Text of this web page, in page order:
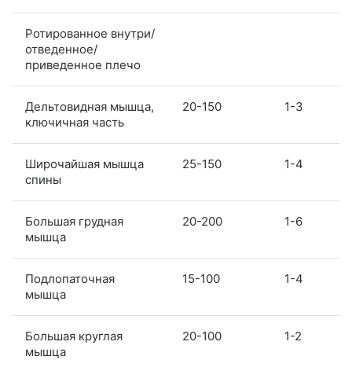
Ротированное внутри/
отведенное/
приведенное плечо
Дельтовидная мышца,
ключичная часть
20-150 1-3
Широчайшая мышца
спины
25-150 1-4
Большая грудная
мышца
20-200 1-6
Подлопаточная
мышца
15-100 1-4
Большая круглая
мышца
20-100 1-2